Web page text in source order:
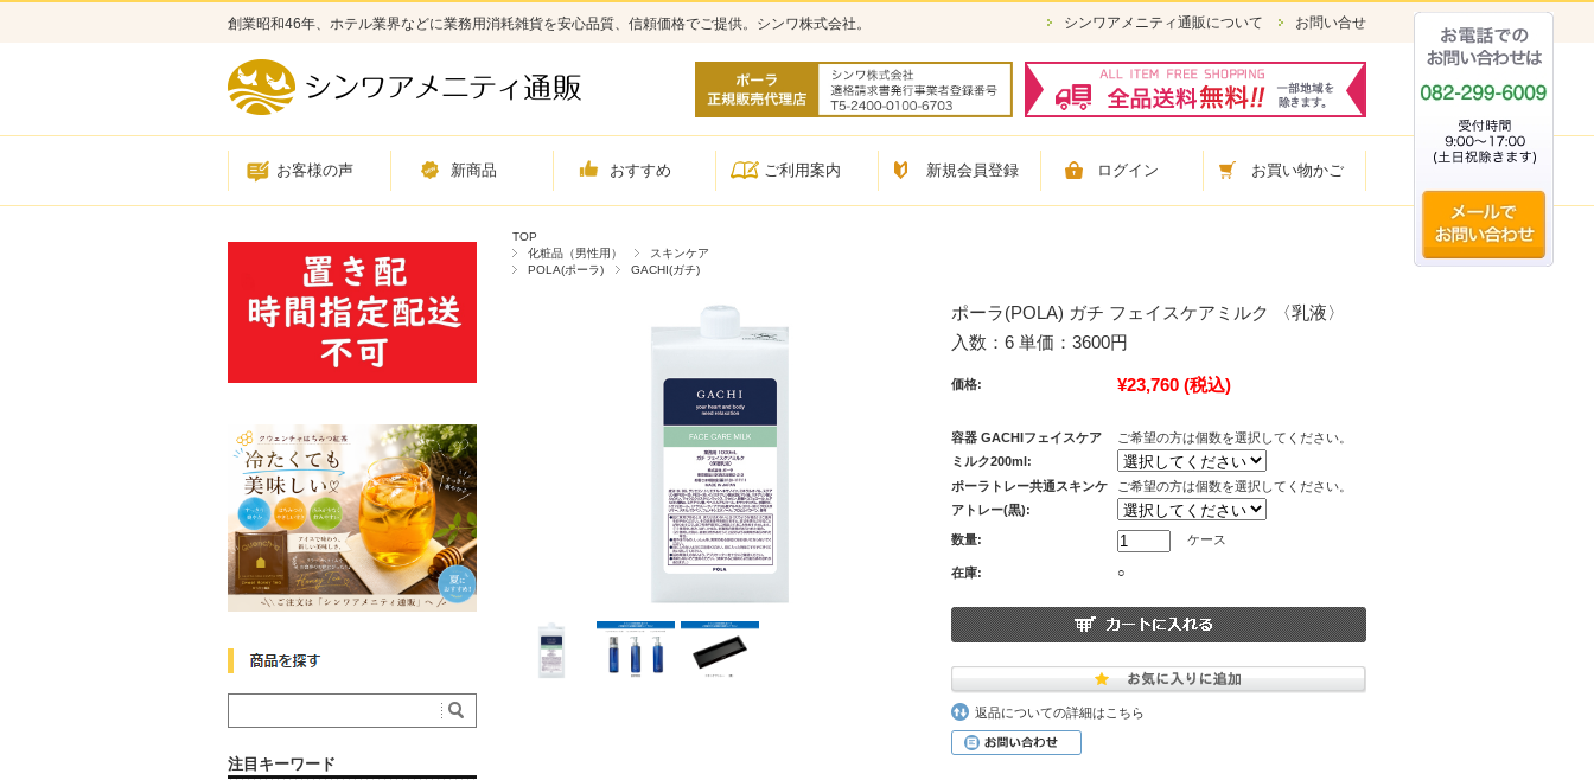
創業昭和46年、ホテル業界などに業務用消耗雑貨を安心品質、信頼価格でご提供。シンワ株式会社。 シンワアメニティ通販について お問い合せ
お客様の声 新商品 おすすめ ご利用案内 新規会員登録 ログイン お買い物かご
TOP
化粧品（男性用）
スキンケア
POLA(ポーラ)
GACHI(ガチ)
ポーラ(POLA) ガチ フェイスケアミルク 〈乳液〉
入数：6 単価：3600円
価格: ¥23,760 (税込)
容器 GACHIフェイスケア
ミルク200ml:
ご希望の方は個数を選択してください。
ポーラトレー共通スキンケ
アトレー(黒):
ご希望の方は個数を選択してください。
数量: ケース
在庫: ○
返品についての詳細はこちら
注目キーワード